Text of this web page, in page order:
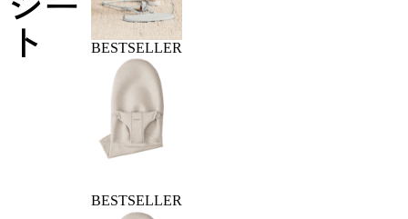
ト BESTSELLER
BESTSELLER